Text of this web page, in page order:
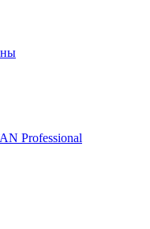
Professional